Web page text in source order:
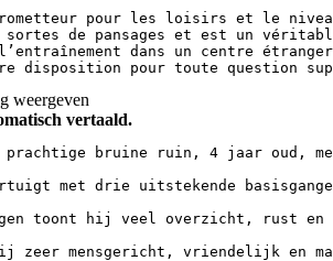
pour les loisirs et le
de pansages et est un
dans un centre
disposition pour toute question
weergeven
vertaald.
prachtige bruine ruin, 4 jaar oud,
met drie uitstekende
toont hij veel overzicht, rust
zeer mensgericht, vriendelijk en